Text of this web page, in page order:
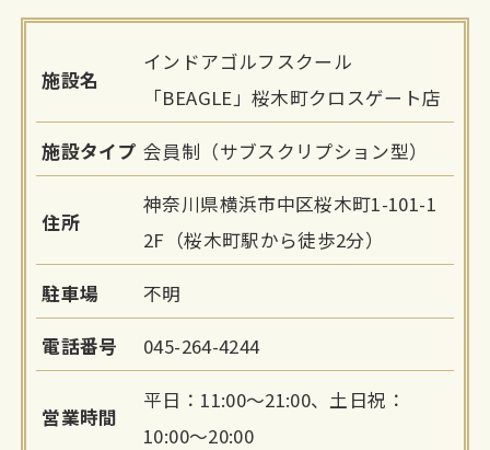
施設名
インドアゴルフスクール
「BEAGLE」桜木町クロスゲート店
施設タイプ 会員制（サブスクリプション型）
住所
神奈川県横浜市中区桜木町1-101-1
2F（桜木町駅から徒歩2分）
駐車場 不明
電話番号 045-264-4244
営業時間
平日：11:00～21:00、土日祝：
10:00～20:00